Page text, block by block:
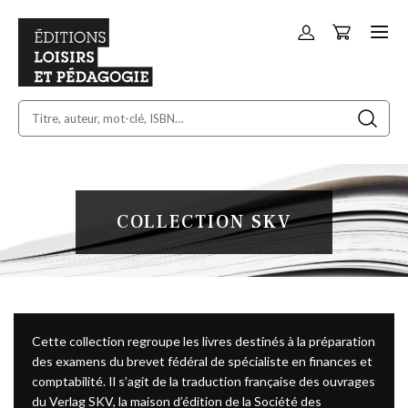
Allez
Panier
COLLECTION SKV
Cette collection regroupe les livres destinés à la préparation
des examens du brevet fédéral de spécialiste en finances et
comptabilité. Il s’agit de la traduction française des ouvrages
du Verlag SKV, la maison d’édition de la Société des